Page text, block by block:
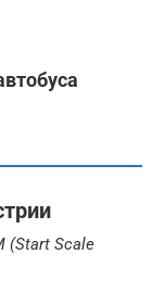
(Start Scale